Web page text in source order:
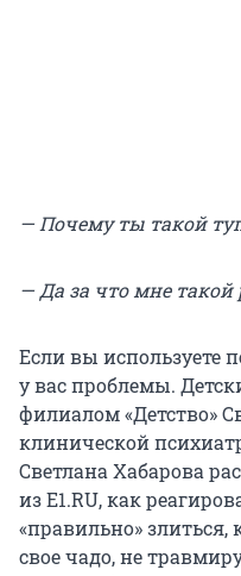
— Почему ты такой
— Да за что мне такой
Если вы используете
у вас проблемы.
филиалом «Детство»
клинической
Светлана Хабарова
из E1.RU, как
«правильно»
свое чадо, не